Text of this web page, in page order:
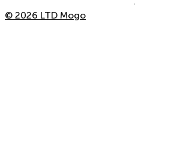
© 2026 LTD Mogo